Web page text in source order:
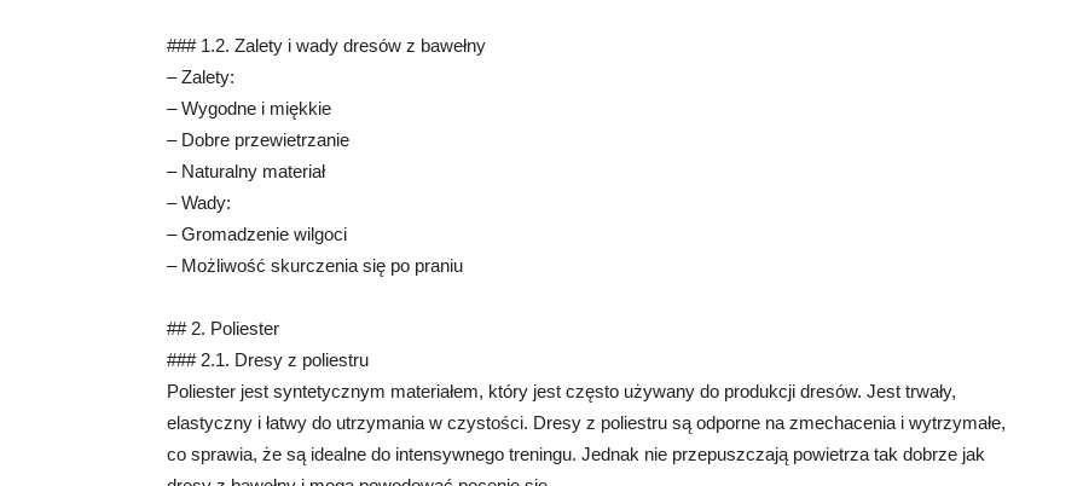
### 1.2. Zalety i wady dresów z bawełny
– Zalety:
– Wygodne i miękkie
– Dobre przewietrzanie
– Naturalny materiał
– Wady:
– Gromadzenie wilgoci
– Możliwość skurczenia się po praniu
## 2. Poliester
### 2.1. Dresy z poliestru
Poliester jest syntetycznym materiałem, który jest często używany do produkcji dresów. Jest trwały,
elastyczny i łatwy do utrzymania w czystości. Dresy z poliestru są odporne na zmechacenia i wytrzymałe,
co sprawia, że są idealne do intensywnego treningu. Jednak nie przepuszczają powietrza tak dobrze jak